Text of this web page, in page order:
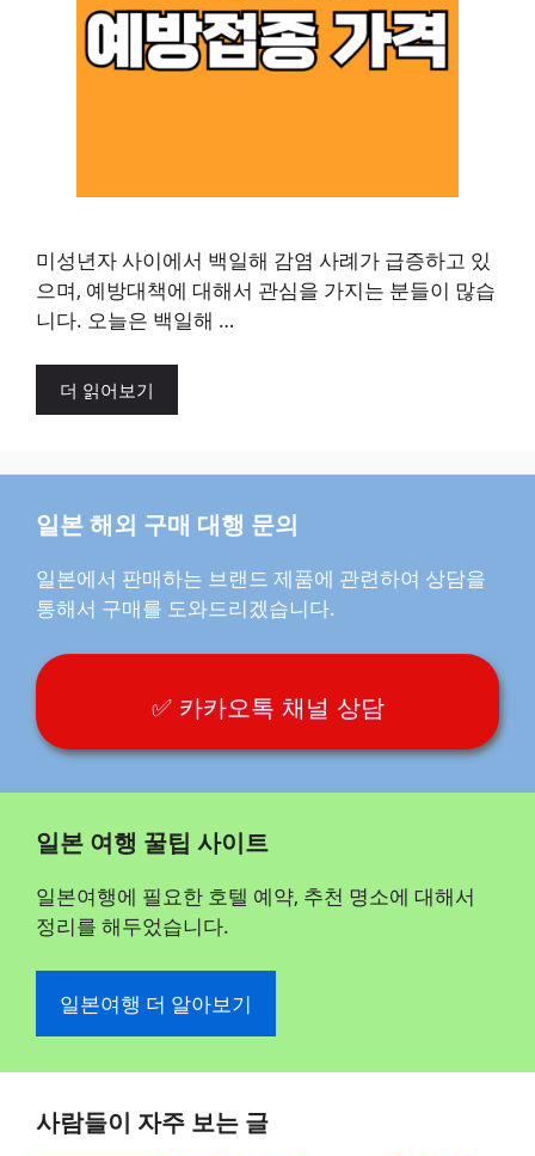
미성년자 사이에서 백일해 감염 사례가 급증하고 있
으며, 예방대책에 대해서 관심을 가지는 분들이 많습
니다. 오늘은 백일해 …
더 읽어보기
일본 해외 구매 대행 문의
일본에서 판매하는 브랜드 제품에 관련하여 상담을
통해서 구매를 도와드리겠습니다.
✅ 카카오톡 채널 상담
일본 여행 꿀팁 사이트
일본여행에 필요한 호텔 예약, 추천 명소에 대해서
정리를 해두었습니다.
일본여행 더 알아보기
사람들이 자주 보는 글